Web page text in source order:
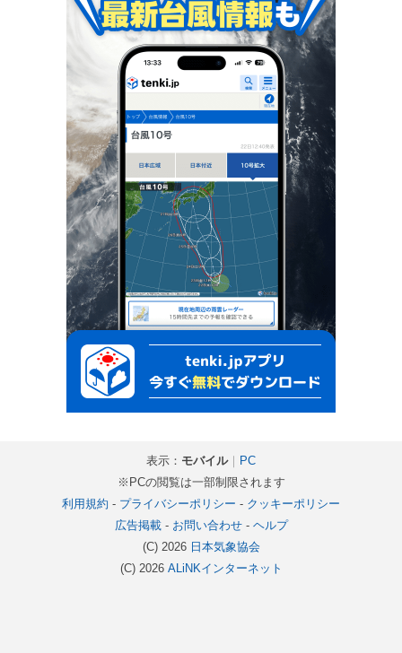
表示： モバイル｜
PC
※PCの閲覧は一部制限されます
利用規約 - プライバシーポリシー - クッキーポリシー
広告掲載- お問い合わせ- ヘルプ
(C) 2026 日本気象協会
(C) 2026 ALiNKインターネット